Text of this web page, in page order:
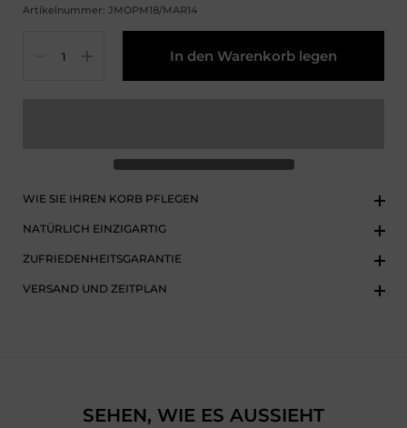
Artikelnummer: JMOPM18/MAR14
In den Warenkorb legen
WIE SIE IHREN KORB PFLEGEN
NATÜRLICH EINZIGARTIG
ZUFRIEDENHEITSGARANTIE
VERSAND UND ZEITPLAN
SEHEN, WIE ES AUSSIEHT